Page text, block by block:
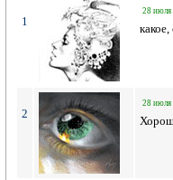
1
28 июля
2
28 июля